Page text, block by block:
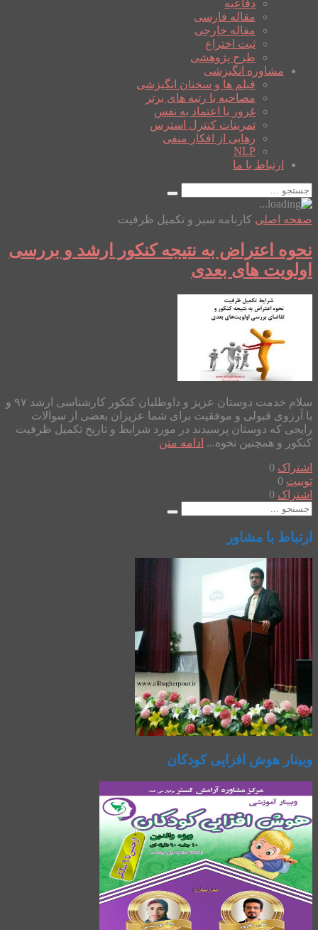
دفاعیه
مقاله فارسی
مقاله خارجی
ثبت اختراع
طرح پژوهشی
مشاوره انگیزشی
فیلم ها و سخنان انگیزشی
مصاحبه با رتبه های برتر
غرور یا اعتماد به نفس
تمرینات کنترل استرس
رهایی از افکار منفی
NLP
ارتباط با ما
صفحه اصلی کارنامه سبز و تکمیل ظرفیت
نحوه اعتراض به نتیجه کنکور ارشد و بررسی
اولویت های بعدی
سلام خدمت دوستان عزیز و داوطلبان کنکور کارشناسی ارشد ۹۷ و
با آرزوی قبولی و موفقیت برای شما عزیزان بعضی از سوالات
رایجی که دوستان پرسیدند در مورد شرایط و تاریخ تکمیل ظرفیت
کنکور و همچنین نحوه... ادامه متن
اشتراک 0
توییت 0
اشتراک 0
ارتباط با مشاور
وبینار هوش افزایی کودکان